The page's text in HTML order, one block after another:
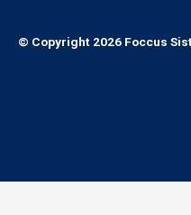
© Copyright 2026 Foccus